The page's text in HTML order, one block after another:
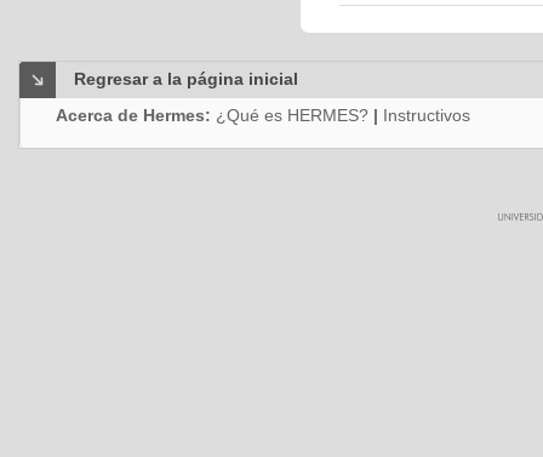
Regresar a la página inicial
Acerca de Hermes: ¿Qué es HERMES? | Instructivos